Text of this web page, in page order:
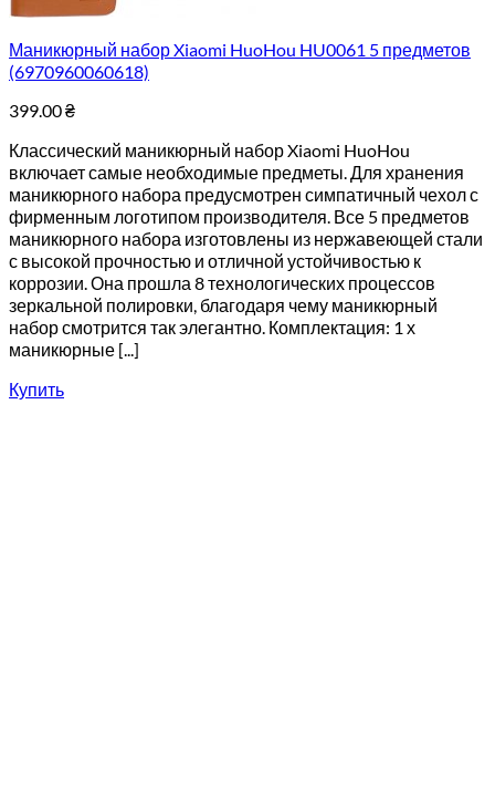
Маникюрный набор Xiaomi HuoHou HU0061 5 предметов
(6970960060618)
399.00₴
Классический маникюрный набор Xiaomi HuoHou
включает самые необходимые предметы. Для хранения
маникюрного набора предусмотрен симпатичный чехол с
фирменным логотипом производителя. Все 5 предметов
маникюрного набора изготовлены из нержавеющей стали
с высокой прочностью и отличной устойчивостью к
коррозии. Она прошла 8 технологических процессов
зеркальной полировки, благодаря чему маникюрный
набор смотрится так элегантно. Комплектация: 1 х
маникюрные [...]
Купить